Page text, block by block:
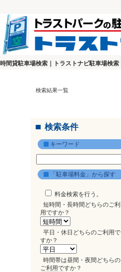
時間貸駐車場検索｜トラストナビ駐車場検索
検索結果一覧
検索条件
キーワード
「駐車場料金」から探す
料金検索を行う。
短時間・長時間どちらのご利
用ですか？
平日・休日どちらのご利用で
すか？
時間帯は昼間・夜間どちらの
ご利用ですか？